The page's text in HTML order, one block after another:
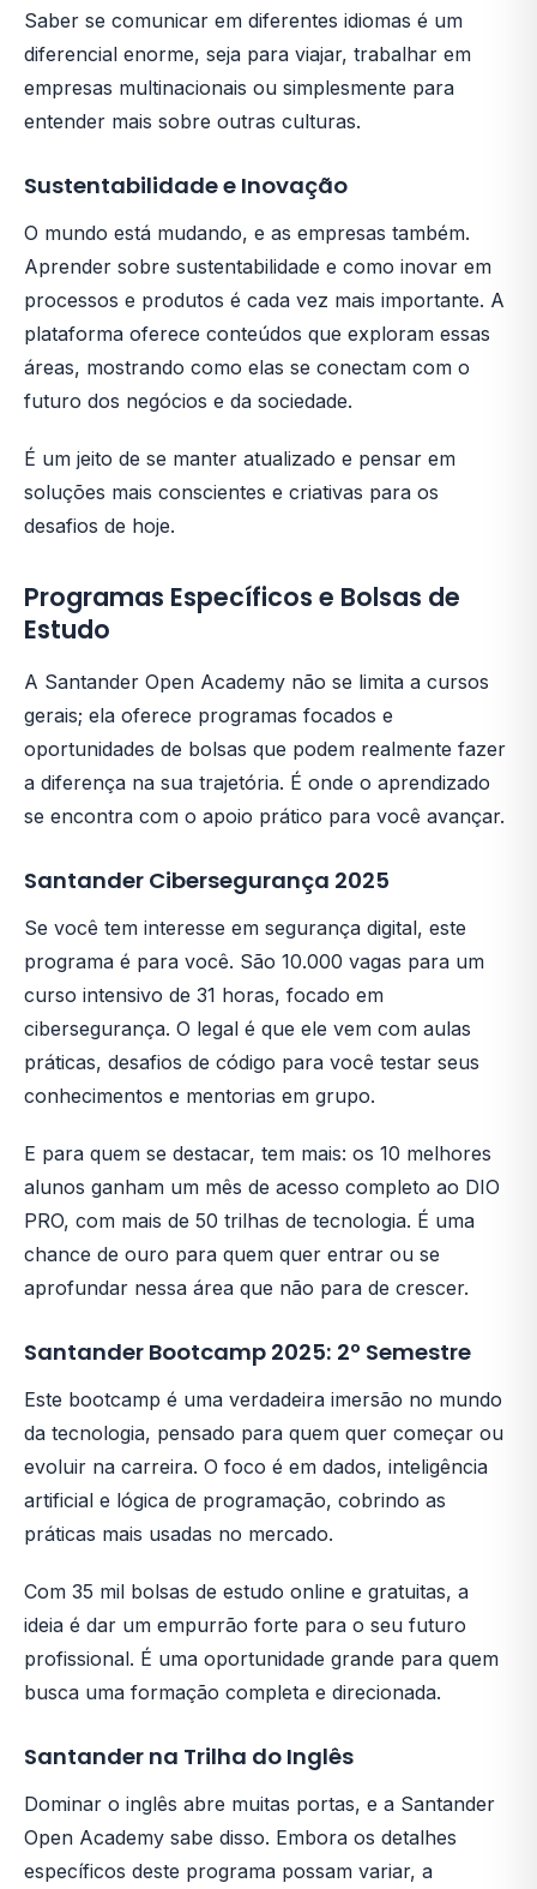
Saber se comunicar em diferentes idiomas é um
diferencial enorme, seja para viajar, trabalhar em
empresas multinacionais ou simplesmente para
entender mais sobre outras culturas.
Sustentabilidade e Inovação
O mundo está mudando, e as empresas também.
Aprender sobre sustentabilidade e como inovar em
processos e produtos é cada vez mais importante. A
plataforma oferece conteúdos que exploram essas
áreas, mostrando como elas se conectam com o
futuro dos negócios e da sociedade.
É um jeito de se manter atualizado e pensar em
soluções mais conscientes e criativas para os
desafios de hoje.
Programas Específicos e Bolsas de
Estudo
A Santander Open Academy não se limita a cursos
gerais; ela oferece programas focados e
oportunidades de bolsas que podem realmente fazer
a diferença na sua trajetória. É onde o aprendizado
se encontra com o apoio prático para você avançar.
Santander Cibersegurança 2025
Se você tem interesse em segurança digital, este
programa é para você. São 10.000 vagas para um
curso intensivo de 31 horas, focado em
cibersegurança. O legal é que ele vem com aulas
práticas, desafios de código para você testar seus
conhecimentos e mentorias em grupo.
E para quem se destacar, tem mais: os 10 melhores
alunos ganham um mês de acesso completo ao DIO
PRO, com mais de 50 trilhas de tecnologia. É uma
chance de ouro para quem quer entrar ou se
aprofundar nessa área que não para de crescer.
Santander Bootcamp 2025: 2º Semestre
Este bootcamp é uma verdadeira imersão no mundo
da tecnologia, pensado para quem quer começar ou
evoluir na carreira. O foco é em dados, inteligência
artificial e lógica de programação, cobrindo as
práticas mais usadas no mercado.
Com 35 mil bolsas de estudo online e gratuitas, a
ideia é dar um empurrão forte para o seu futuro
profissional. É uma oportunidade grande para quem
busca uma formação completa e direcionada.
Santander na Trilha do Inglês
Dominar o inglês abre muitas portas, e a Santander
Open Academy sabe disso. Embora os detalhes
específicos deste programa possam variar, a